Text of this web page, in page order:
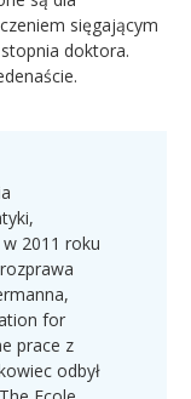
sięgającym
doktora.
2011 roku
for
prace z
odbył